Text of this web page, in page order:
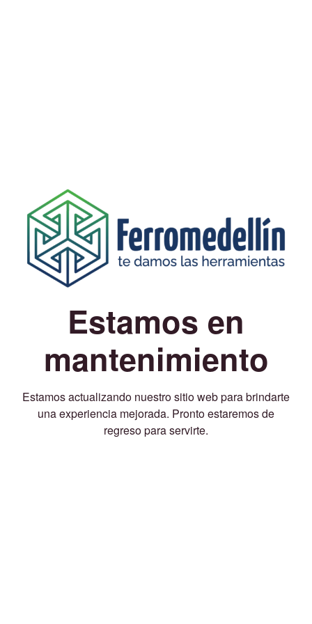
Estamos en
mantenimiento
Estamos actualizando nuestro sitio web para brindarte
una experiencia mejorada. Pronto estaremos de
regreso para servirte.